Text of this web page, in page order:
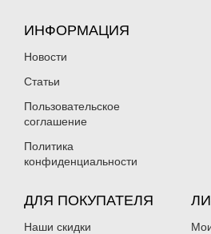
ИНФОРМАЦИЯ
Новости
Статьи
Пользовательское
соглашение
Политика
конфиденциальности
ДЛЯ ПОКУПАТЕЛЯ
Наши скидки